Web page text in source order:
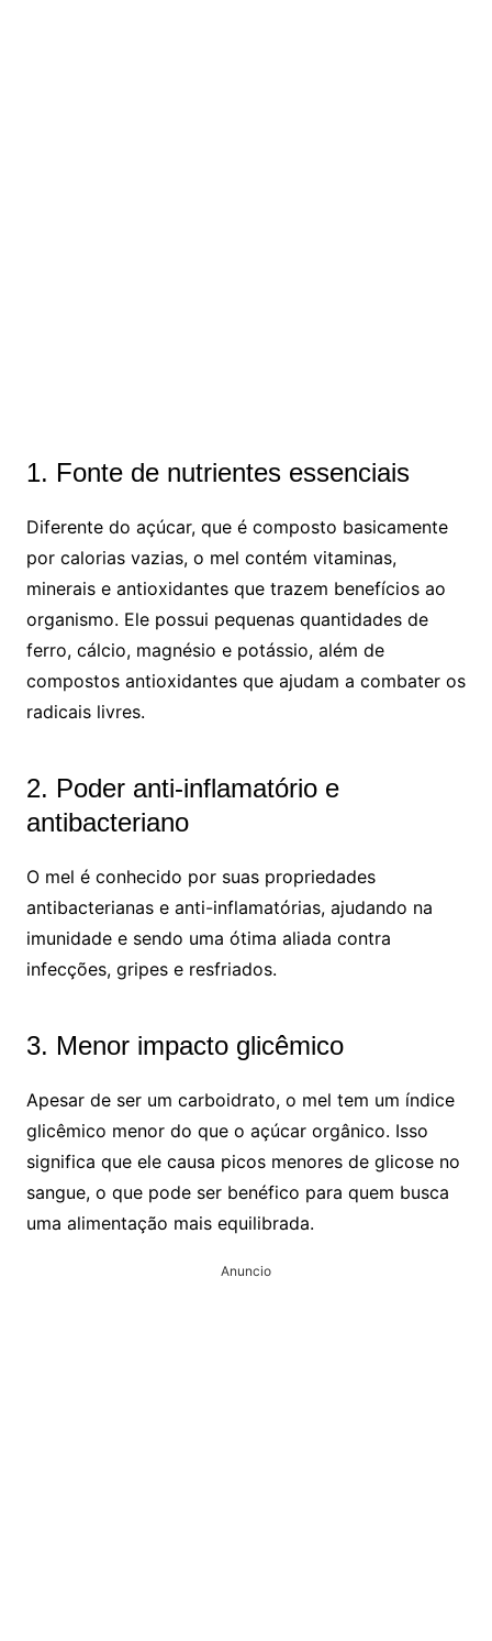
1. Fonte de nutrientes essenciais
Diferente do açúcar, que é composto basicamente
por calorias vazias, o mel contém vitaminas,
minerais e antioxidantes que trazem benefícios ao
organismo. Ele possui pequenas quantidades de
ferro, cálcio, magnésio e potássio, além de
compostos antioxidantes que ajudam a combater os
radicais livres.
2. Poder anti-inflamatório e
antibacteriano
O mel é conhecido por suas propriedades
antibacterianas e anti-inflamatórias, ajudando na
imunidade e sendo uma ótima aliada contra
infecções, gripes e resfriados.
3. Menor impacto glicêmico
Apesar de ser um carboidrato, o mel tem um índice
glicêmico menor do que o açúcar orgânico. Isso
significa que ele causa picos menores de glicose no
sangue, o que pode ser benéfico para quem busca
uma alimentação mais equilibrada.
Anuncio